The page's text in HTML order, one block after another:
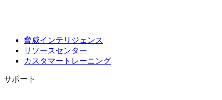
脅威インテリジェンス
リソースセンター
カスタマートレーニング
サポート